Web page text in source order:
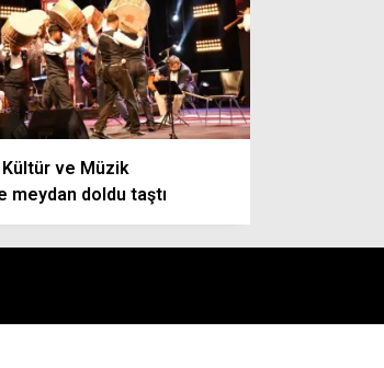
ve Müzik
meydan doldu taştı